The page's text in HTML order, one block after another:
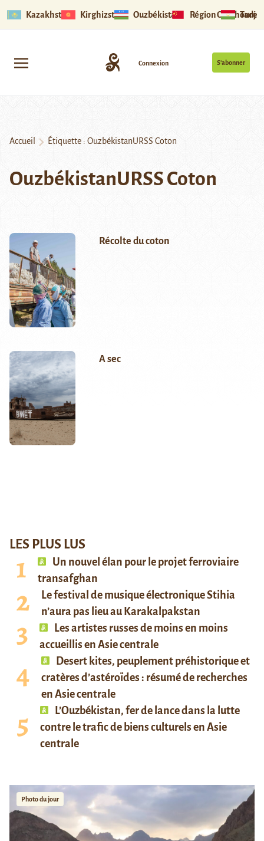
Kazakhstan Kirghizstan Ouzbékistan Région Ouïghoure
S’abonner
Connexion
Accueil Étiquette : OuzbékistanURSS Coton
OuzbékistanURSS Coton
Récolte du coton
A sec
LES PLUS LUS
Un nouvel élan pour le projet ferroviaire
transafghan
Le festival de musique électronique Stihia
n’aura pas lieu au Karakalpakstan
Les artistes russes de moins en moins
accueillis en Asie centrale
Desert kites, peuplement préhistorique et
cratères d’astéroïdes : résumé de recherches
en Asie centrale
L’Ouzbékistan, fer de lance dans la lutte
contre le trafic de biens culturels en Asie
centrale
Photo du jour